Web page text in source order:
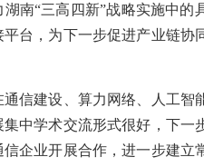
南“三高四新”战略实施中的
台，为下一步促进产业链协
信建设、算力网络、人工智
中学术交流形式很好，下一
企业开展合作，进一步建立